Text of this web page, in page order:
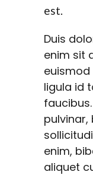
est.
Duis
enim sit
euismod
ligula id
enim,
aliquet